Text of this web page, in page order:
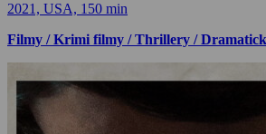
2021, USA, 150 min
Filmy / Krimi filmy / Thrillery /